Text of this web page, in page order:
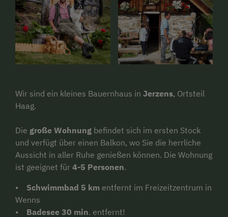
Wir sind ein kleines Bauernhaus in Jerzens, Ortsteil
Haag.
Die große Wohnung befindet sich im ersten Stock
und verfügt über einen Balkon, wo Sie die herrliche
Aussicht in aller Ruhe genießen können. Die Wohnung
ist geeignet für 4-5 Personen.
• Schwimmbad 5 km entfernt im Freizeitzentrum in
Wenns
• Badesee 30 min. entfernt!